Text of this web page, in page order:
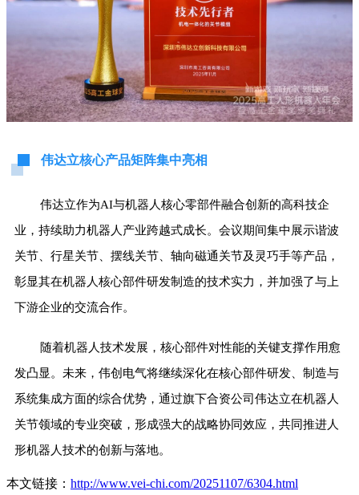
伟达立核心产品矩阵集中亮相
伟达立作为AI与机器人核心零部件融合创新的高科技企
业，持续助力机器人产业跨越式成长。会议期间集中展示谐波
关节、行星关节、摆线关节、轴向磁通关节及灵巧手等产品，
彰显其在机器人核心部件研发制造的技术实力，并加强了与上
下游企业的交流合作。
随着机器人技术发展，核心部件对性能的关键支撑作用愈
发凸显。未来，伟创电气将继续深化在核心部件研发、制造与
系统集成方面的综合优势，通过旗下合资公司伟达立在机器人
关节领域的专业突破，形成强大的战略协同效应，共同推进人
形机器人技术的创新与落地。
本文链接： http://www.vei-chi.com/20251107/6304.html